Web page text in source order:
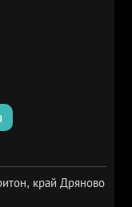
край Дряново